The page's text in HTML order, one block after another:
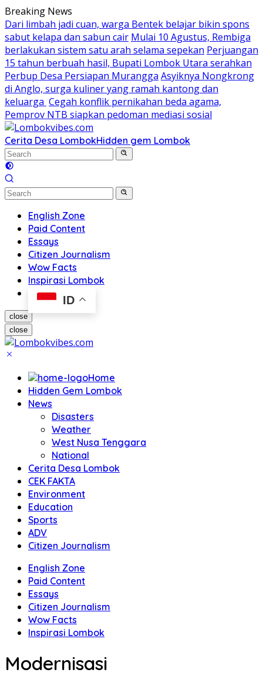
Skip
to
content
Breaking News
Dari limbah jadi cuan, warga Bentek belajar bikin spons
sabut kelapa dan sabun cair Mulai 10 Agustus, Rembiga
berlakukan sistem satu arah selama sepekan Perjuangan
15 tahun berbuah hasil, Bupati Lombok Utara serahkan
Perbup Desa Persiapan Murangga Asyiknya Nongkrong
di Anglo, surga kuliner yang ramah kantong dan
keluarga Cegah konflik pernikahan beda agama,
Pemprov NTB siapkan pedoman mediasi sosial
Cerita Desa LombokHidden gem Lombok
English Zone
Paid Content
Essays
Citizen Journalism
Wow Facts
Inspirasi Lombok
ID
close
close
Home
Hidden Gem Lombok
News
Disasters
Weather
West Nusa Tenggara
National
Cerita Desa Lombok
CEK FAKTA
Environment
Education
Sports
ADV
Citizen Journalism
English Zone
Paid Content
Essays
Citizen Journalism
Wow Facts
Inspirasi Lombok
Modernisasi